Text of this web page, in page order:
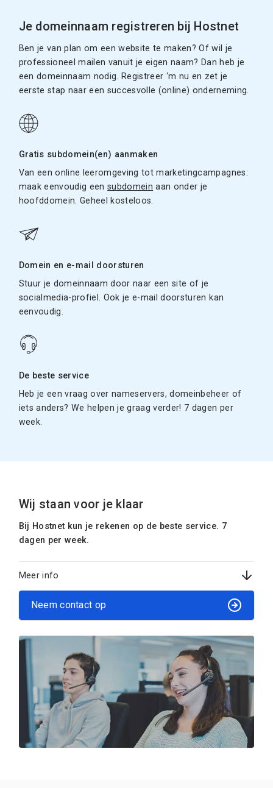
Je domeinnaam registreren bij Hostnet
Ben je van plan om een website te maken? Of wil je
professioneel mailen vanuit je eigen naam? Dan heb je
een domeinnaam nodig. Registreer ‘m nu en zet je
eerste stap naar een succesvolle (online) onderneming.
Gratis subdomein(en) aanmaken
Van een online leeromgeving tot marketingcampagnes:
maak eenvoudig eensubdomein aan onder je
hoofddomein. Geheel kosteloos.
Domein en e-mail doorsturen
Stuur je domeinnaam door naar een site of je
socialmedia-profiel. Ook je e-mail doorsturen kan
eenvoudig.
De beste service
Heb je een vraag over nameservers, domeinbeheer of
iets anders? We helpen je graag verder! 7 dagen per
week.
Wij staan voor je klaar
Bij Hostnet kun je rekenen op de beste service. 7
dagen per week.
Meer info
Neem contact op